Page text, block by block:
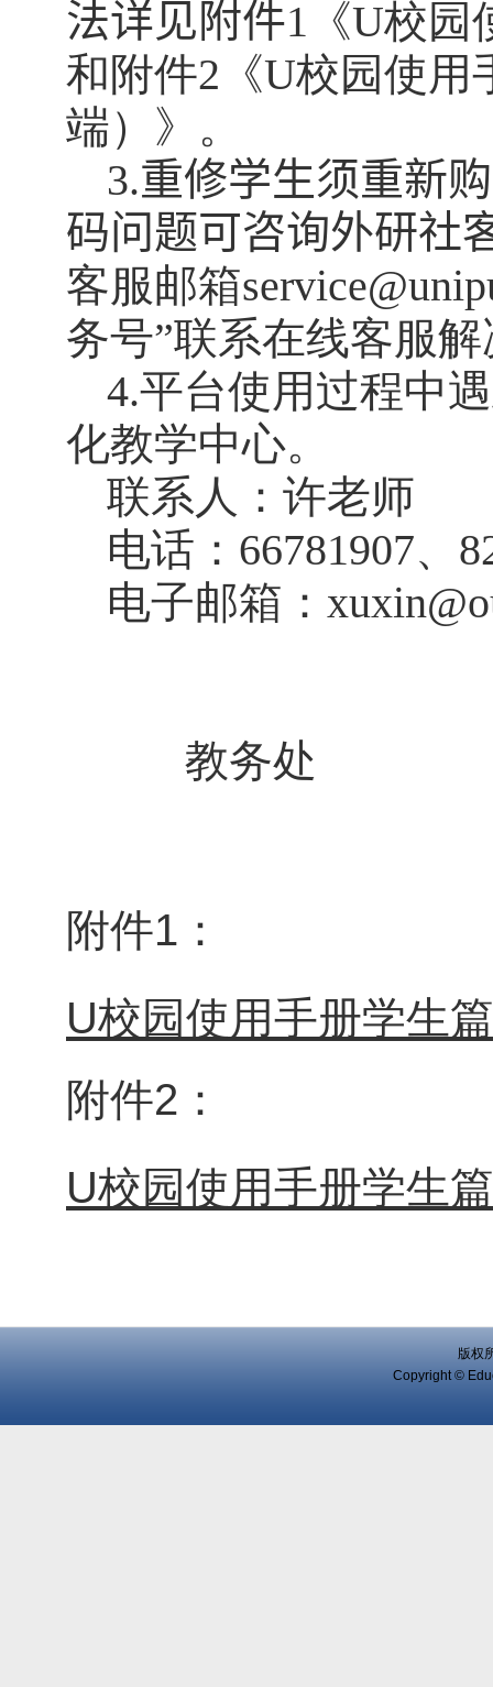
法详见附件1 《U校园
和附件2 《U校园使用
端）》。
3.重修学生须重新
码问题可咨询外研社
客服邮箱
务号”联系在线客服解
4.平台使用过程中
化教学中心。
联系人：许老师
电话： 66781907、
电子邮箱：
教务处
附件1：
U校园使用手册学生
附件2：
U校园使用手册学生
版权
Copyright ©